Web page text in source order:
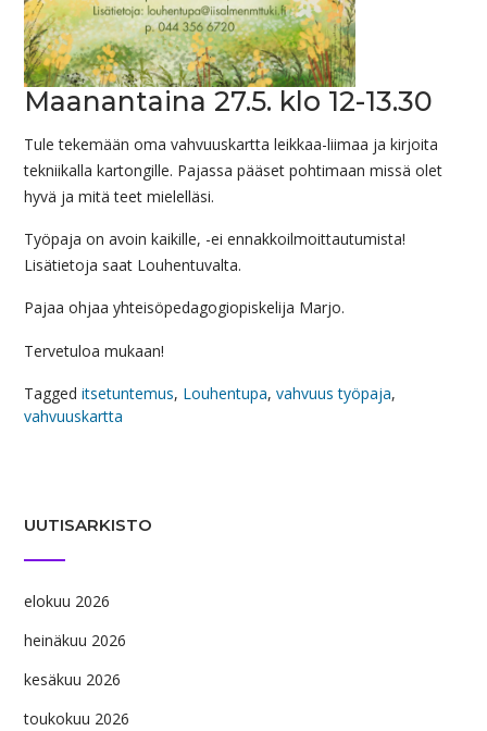
Maanantaina 27.5. klo 12-13.30
Tule tekemään oma vahvuuskartta leikkaa-liimaa ja kirjoita
tekniikalla kartongille. Pajassa pääset pohtimaan missä olet
hyvä ja mitä teet mielelläsi.
Työpaja on avoin kaikille, -ei ennakkoilmoittautumista!
Lisätietoja saat Louhentuvalta.
Pajaa ohjaa yhteisöpedagogiopiskelija Marjo.
Tervetuloa mukaan!
Tagged itsetuntemus, Louhentupa, vahvuus työpaja,
vahvuuskartta
UUTISARKISTO
elokuu 2026
heinäkuu 2026
kesäkuu 2026
toukokuu 2026